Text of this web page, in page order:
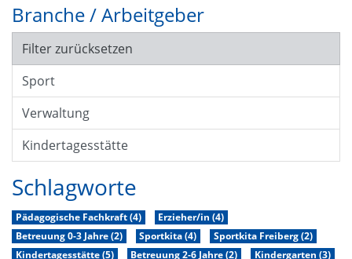
Branche / Arbeitgeber
Filter zurücksetzen
Sport
Verwaltung
Kindertagesstätte
Schlagworte
Pädagogische Fachkraft (4)
Erzieher/in (4)
Betreuung 0-3 Jahre (2)
Sportkita (4)
Sportkita Freiberg (2)
Kindertagesstätte (5)
Betreuung 2-6 Jahre (2)
Kindergarten (3)